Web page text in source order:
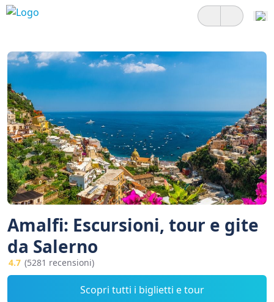
Amalfi: Escursioni, tour e gite
da Salerno
4.7 (5281 recensioni)
Scopri tutti i biglietti e tour